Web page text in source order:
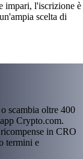
impari, l'iscrizione è
scelta di
scambia oltre 400
Crypto.com.
in CRO
termini e